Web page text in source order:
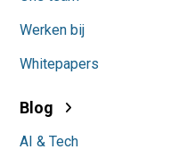
Werken bij
Whitepapers
Blog
AI & Tech